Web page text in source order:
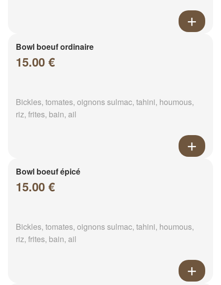
Bowl boeuf ordinaire
15.00 €
Bickles, tomates, oignons sulmac, tahini, houmous,
riz, frites, bain, ail
Bowl boeuf épicé
15.00 €
Bickles, tomates, oignons sulmac, tahini, houmous,
riz, frites, bain, ail